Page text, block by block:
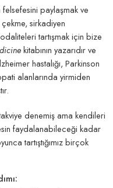
paylaşmak ve
sirkadiyen
tartışmak için bize
kitabının yazarıdır ve
hastalığı, Parkinson
alanlarında yirmiden
denemiş ama kendileri
faydalanabileceği kadar
tartıştığımız birçok